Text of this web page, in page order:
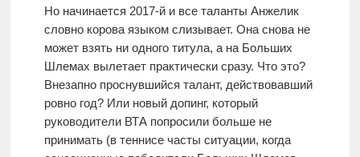
Но начинается 2017-й и все таланты Анжелик
словно корова языком слизывает. Она снова не
может взять ни одного титула, а на Больших
Шлемах вылетает практически сразу. Что это?
Внезапно проснувшийся талант, действовавший
ровно год? Или новый допинг, который
руководители ВТА попросили больше не
принимать (в теннисе часты ситуации, когда